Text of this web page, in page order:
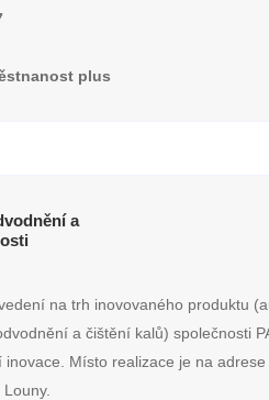
plus
a
na trh inovovaného produktu
a čištění kalů) společnosti
Místo realizace je na adrese